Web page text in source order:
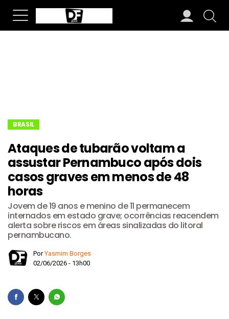
BRASIL
Ataques de tubarão voltam a
assustar Pernambuco após dois
casos graves em menos de 48
horas
Jovem de 19 anos e menino de 11 permanecem
internados em estado grave; ocorrências reacendem
alerta sobre riscos em áreas sinalizadas do litoral
pernambucano.
PorYasmim Borges
02/06/2026 - 13h00